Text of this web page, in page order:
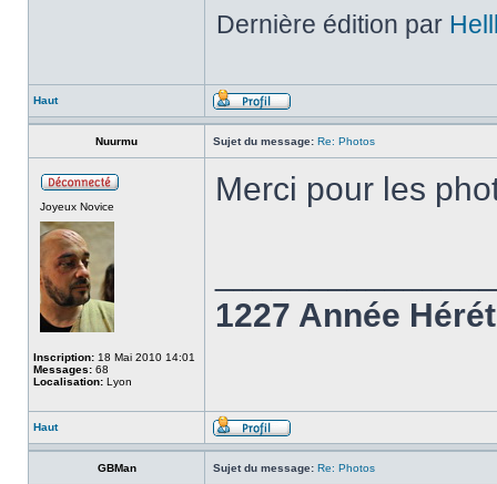
Dernière édition par
Haut
Nuurmu Sujet du message: Re: Photos
Joyeux Novice
Inscription: 18 Mai 2010 14:01
Messages: 68
Localisation: Lyon
Merci pour les
1227 Année
Haut
GBMan Sujet du message: Re: Photos